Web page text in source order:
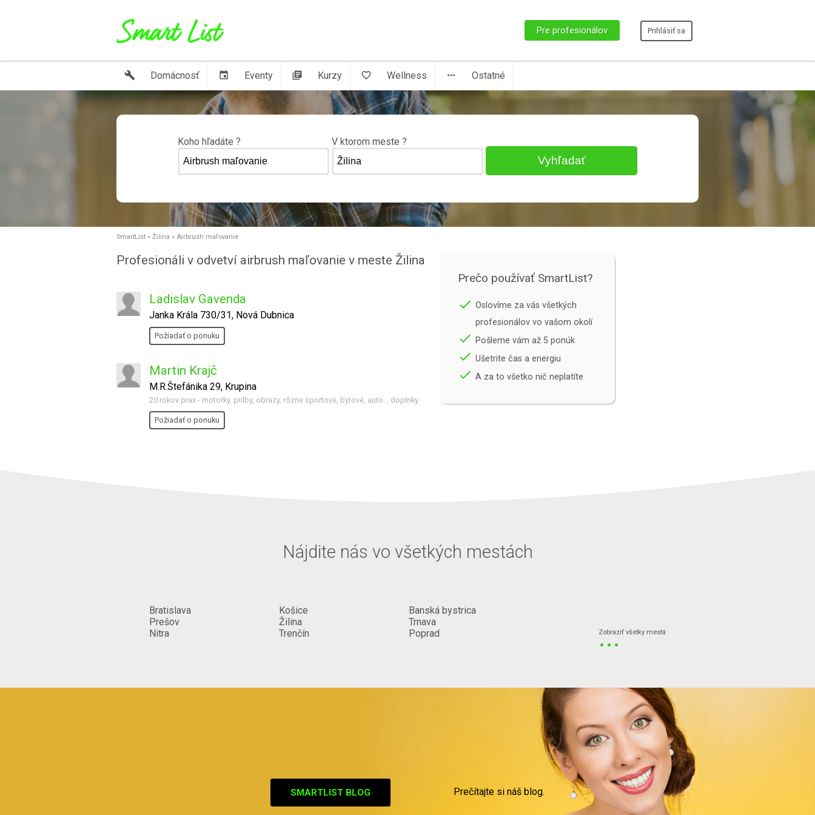
Pre profesionálov Prihlásiť sa
build Domácnosť event Eventy library_books Kurzy favorite_border Wellness more_horiz Ostatné
Koho hľadáte ? V ktorom meste ?
SmartList » Žilina » Airbrush maľovanie
Profesionáli v odvetví airbrush maľovanie v meste Žilina
Ladislav Gavenda
Janka Krála 730/31, Nová Dubnica
Požiadať o ponuku
Martin Krajč
M.R.Štefánika 29, Krupina
20 rokov prax - motorky, prilby, obrazy, rôzne športové, bytové, auto... doplnky
Požiadať o ponuku
Prečo používať SmartList?
done Oslovíme za vás všetkých
profesionálov vo vašom okolí
done Pošleme vám až 5 ponúk
done Ušetrite čas a energiu
done A za to všetko nič neplatíte
Nájdite nás vo všetkých mestách
Bratislava
Prešov
Nitra
Košice
Žilina
Trenčín
Banská bystrica
Trnava
Poprad
Zobraziť všetky mestá
...
SMARTLIST BLOG Prečítajte si náš blog.